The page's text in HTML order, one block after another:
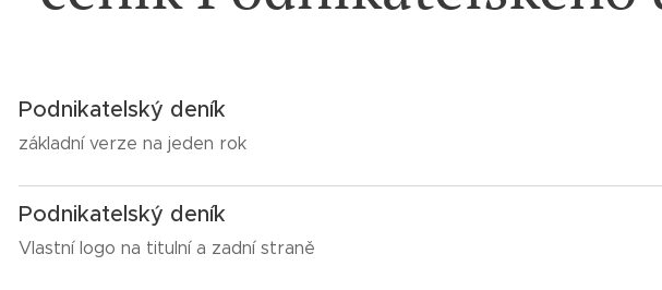
Podnikatelský deník
základní verze na jeden rok
Podnikatelský deník
Vlastní logo na titulní a zadní straně